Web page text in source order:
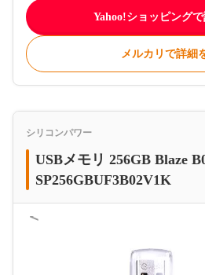
Yahoo!ショッピング
メルカリで詳細
シリコンパワー
USBメモリ 256GB Blaze
SP256GBUF3B02V1K
＜